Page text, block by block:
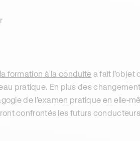
la formation à la conduite a fait l’objet
pratique. En plus des
de l’examen pratique en elle-
confrontés les futurs